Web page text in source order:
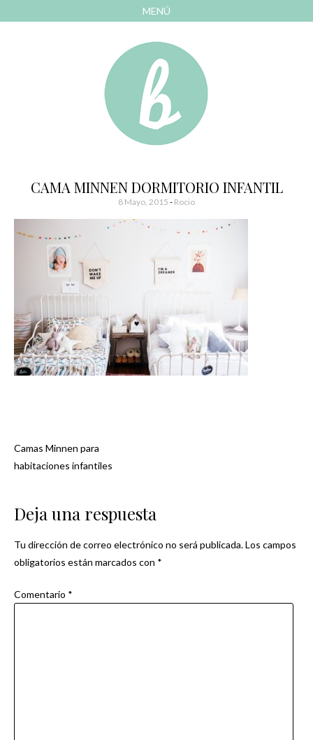
MENÚ
Bonitismos
CAMA MINNEN DORMITORIO INFANTIL
8 Mayo, 2015 - Rocio
Navegación
Camas Minnen para
habitaciones infantiles
Deja una respuesta
Tu dirección de correo electrónico no será publicada.Los campos
obligatorios están marcados con *
Comentario *